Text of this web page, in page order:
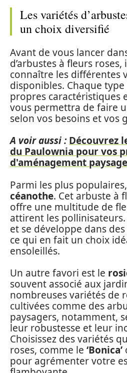
Les variétés
un choix diversifié
Avant de vous lancer
d’arbustes à fleurs
connaître les différentes
disponibles. Chaque type
propres caractéristiques
vous permettra de faire
selon vos besoins et vos
A voir aussi : Découvrez
du Paulownia pour vos
d'aménagement
Parmi les plus
céanothe. Cet arbuste à
offre une multitude de
attirent les
et se développe dans
ce qui en fait un choix
ensoleillés.
Un autre favori est le
souvent associé aux
nombreuses variétés de
cultivées comme des
paysagers, notamment,
leur robustesse et leur
Choisissez des variétés
roses, comme le ‘Bonica’
pour agrémenter votre